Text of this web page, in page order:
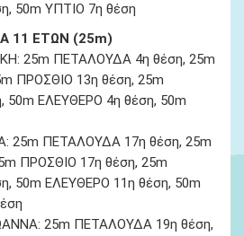
, 50m ΥΠΤΙΟ 7η θέση
11 ΕΤΩΝ (25m)
25m ΠΕΤΑΛΟΥΔΑ 4η θέση, 25m
ΠΡΟΣΘΙΟ 13η θέση, 25m
, 50m ΕΛΕΥΘΕΡΟ 4η θέση, 50m
25m ΠΕΤΑΛΟΥΔΑ 17η θέση, 25m
ΠΡΟΣΘΙΟ 17η θέση, 25m
, 50m ΕΛΕΥΘΕΡΟ 11η θέση, 50m
25m ΠΕΤΑΛΟΥΔΑ 19η θέση,